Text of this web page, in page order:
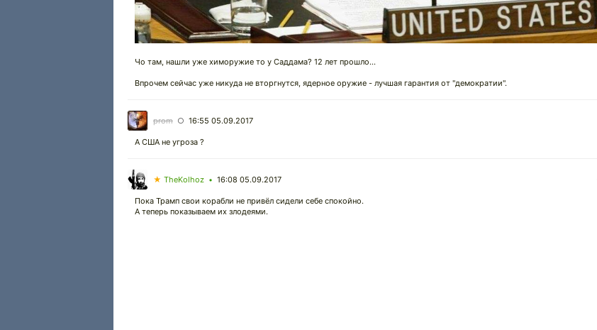
Чо там, нашли уже химоружие то у Саддама? 12 лет прошло...
Впрочем сейчас уже никуда не вторгнутся, ядерное оружие - лучшая гарантия от "демократии".
prom ○ 16:55 05.09.2017
А США не угроза ?
★ TheKolhoz • 16:08 05.09.2017
Пока Трамп свои корабли не привёл сидели себе спокойно.
А теперь показываем их злодеями.